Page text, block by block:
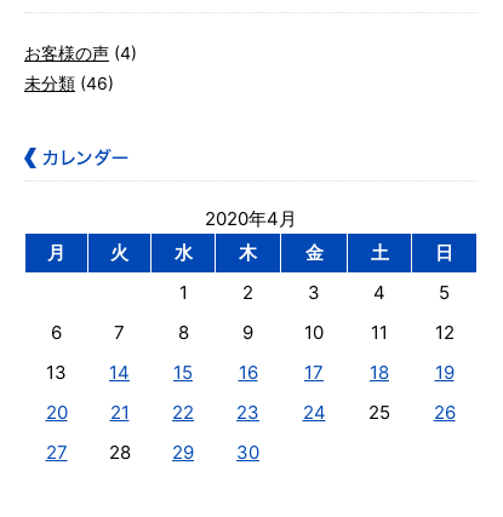
お客様の声 (4)
未分類 (46)
2020年4月
月
火 水 木 金 土
日
1
2 3 4
5
6
7 8 9 10 11
12
13
14 15 16 17 18
19
20
21 22 23 24 25
26
27
28 29 30